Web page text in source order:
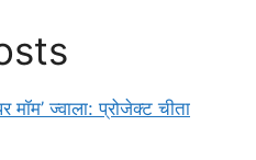
मॉम’ ज्वाला: प्रोजेक्ट चीता